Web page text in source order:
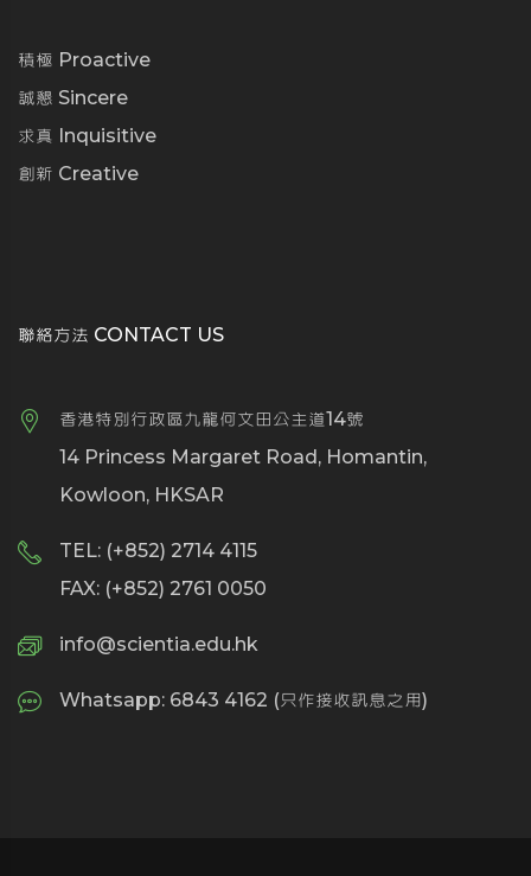
積極 Proactive
誠懇 Sincere
求真 Inquisitive
創新 Creative
聯絡方法 CONTACT US
香港特別行政區九龍何文田公主道14號
14 Princess Margaret Road, Homantin,
Kowloon, HKSAR
TEL: (+852) 2714 4115
FAX: (+852) 2761 0050
info@scientia.edu.hk
Whatsapp: 6843 4162 (只作接收訊息之用)